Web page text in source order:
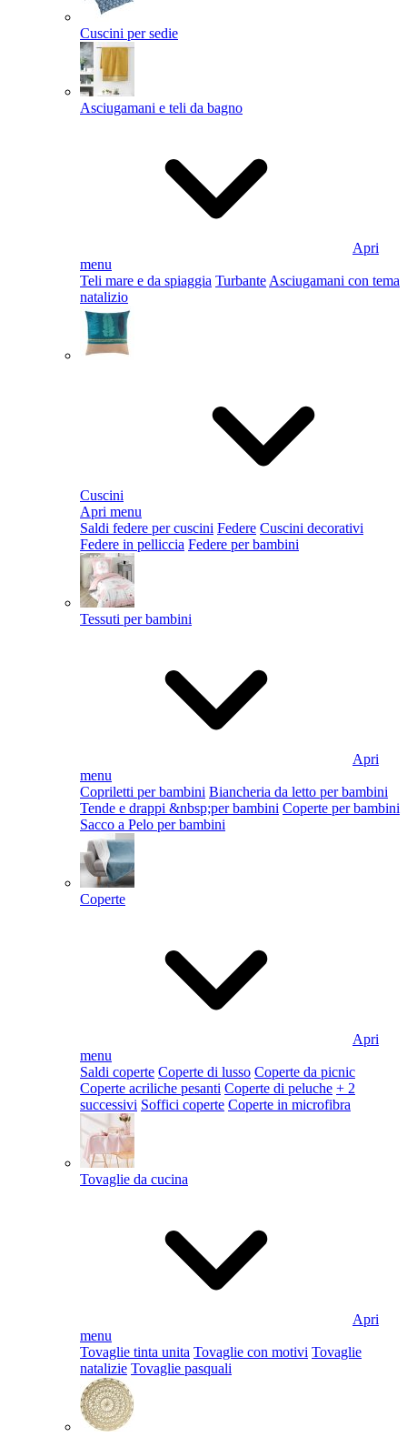
Cuscini per sedie
Asciugamani e teli da bagno
Apri
menu
Teli mare e da spiaggia Turbante Asciugamani con tema
natalizio
Cuscini
Apri menu
Saldi federe per cuscini Federe Cuscini decorativi
Federe in pelliccia Federe per bambini
Tessuti per bambini
Apri
menu
Copriletti per bambini Biancheria da letto per bambini
Tende e drappi &nbsp;per bambini Coperte per bambini
Sacco a Pelo per bambini
Coperte
Apri
menu
Saldi coperte Coperte di lusso Coperte da picnic
Coperte acriliche pesanti Coperte di peluche + 2
successivi Soffici coperte Coperte in microfibra
Tovaglie da cucina
Apri
menu
Tovaglie tinta unita Tovaglie con motivi Tovaglie
natalizie Tovaglie pasquali